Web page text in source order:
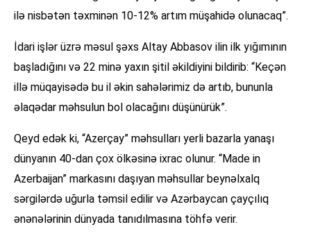
ilə nisbətən təxminən 10-12% artım müşahidə olunacaq”.
İdari işlər üzrə məsul şəxs Altay Abbasov ilin ilk yığımının
başladığını və 22 minə yaxın şitil əkildiyini bildirib: “Keçən
illə müqayisədə bu il əkin sahələrimiz də artıb, bununla
əlaqədar məhsulun bol olacağını düşünürük”.
Qeyd edək ki, “Azerçay” məhsulları yerli bazarla yanaşı
dünyanın 40-dan çox ölkəsinə ixrac olunur. “Made in
Azerbaijan” markasını daşıyan məhsullar beynəlxalq
sərgilərdə uğurla təmsil edilir və Azərbaycan çayçılıq
ənənələrinin dünyada tanıdılmasına töhfə verir.